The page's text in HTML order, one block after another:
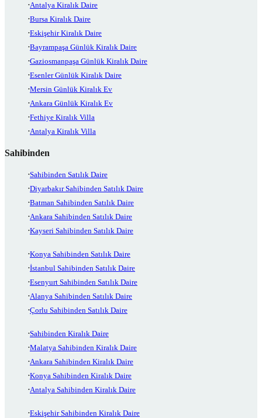
Antalya Kiralık Daire
Bursa Kiralık Daire
Eskişehir Kiralık Daire
Bayrampaşa Günlük Kiralık Daire
Gaziosmanpaşa Günlük Kiralık Daire
Esenler Günlük Kiralık Daire
Mersin Günlük Kiralık Ev
Ankara Günlük Kiralık Ev
Fethiye Kiralık Villa
Antalya Kiralık Villa
Sahibinden
Sahibinden Satılık Daire
Diyarbakır Sahibinden Satılık Daire
Batman Sahibinden Satılık Daire
Ankara Sahibinden Satılık Daire
Kayseri Sahibinden Satılık Daire
Konya Sahibinden Satılık Daire
İstanbul Sahibinden Satılık Daire
Esenyurt Sahibinden Satılık Daire
Alanya Sahibinden Satılık Daire
Çorlu Sahibinden Satılık Daire
Sahibinden Kiralık Daire
Malatya Sahibinden Kiralık Daire
Ankara Sahibinden Kiralık Daire
Konya Sahibinden Kiralık Daire
Antalya Sahibinden Kiralık Daire
Eskişehir Sahibinden Kiralık Daire